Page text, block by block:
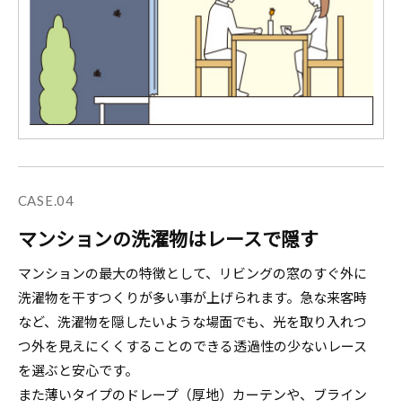
CASE.04
マンションの洗濯物はレースで隠す
マンションの最大の特徴として、リビングの窓のすぐ外に
洗濯物を干すつくりが多い事が上げられます。急な来客時
など、洗濯物を隠したいような場面でも、光を取り入れつ
つ外を見えにくくすることのできる透過性の少ないレース
を選ぶと安心です。
また薄いタイプのドレープ（厚地）カーテンや、ブライン